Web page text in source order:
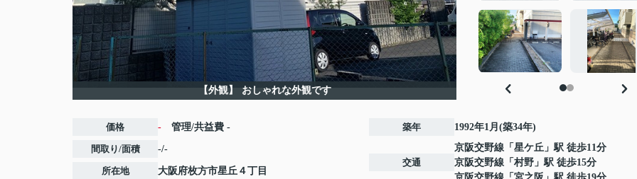
【外観】 おしゃれな外観です
価格 - 管理/共益費 -
間取り/面積 -/-
所在地 大阪府枚方市星丘 ４丁目
築年 1992年1月(築34年)
交通
京阪交野線 「 星ケ丘 」駅 徒歩11分
京阪交野線 「 村野 」駅 徒歩15分